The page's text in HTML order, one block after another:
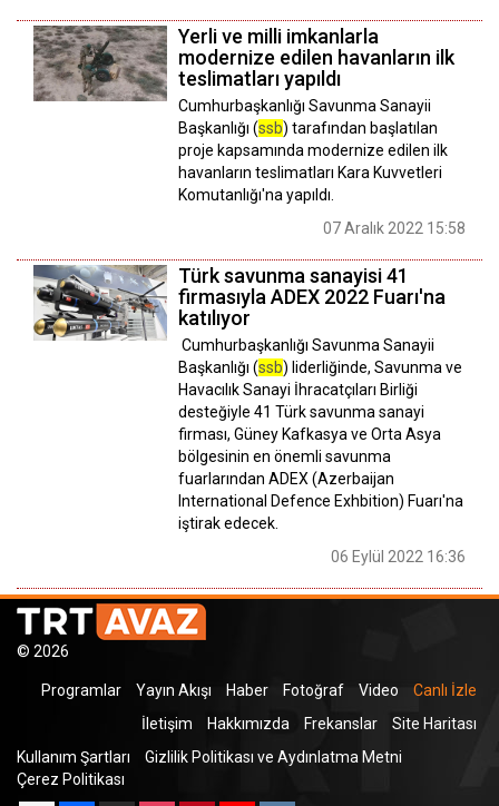
Yerli ve milli imkanlarla
modernize edilen havanların ilk
teslimatları yapıldı
Cumhurbaşkanlığı Savunma Sanayii
Başkanlığı (ssb) tarafından başlatılan
proje kapsamında modernize edilen ilk
havanların teslimatları Kara Kuvvetleri
Komutanlığı'na yapıldı.
07 Aralık 2022 15:58
Türk savunma sanayisi 41
firmasıyla ADEX 2022 Fuarı'na
katılıyor
Cumhurbaşkanlığı Savunma Sanayii
Başkanlığı (ssb) liderliğinde, Savunma ve
Havacılık Sanayi İhracatçıları Birliği
desteğiyle 41 Türk savunma sanayi
firması, Güney Kafkasya ve Orta Asya
bölgesinin en önemli savunma
fuarlarından ADEX (Azerbaijan
International Defence Exhbition) Fuarı'na
iştirak edecek.
06 Eylül 2022 16:36
© 2026
Programlar Yayın Akışı Haber Fotoğraf Video
Canlı İzle
İletişim
Hakkımızda Frekanslar
Site Haritası
Kullanım Şartları
Gizlilik Politikası ve Aydınlatma Metni
Çerez Politikası